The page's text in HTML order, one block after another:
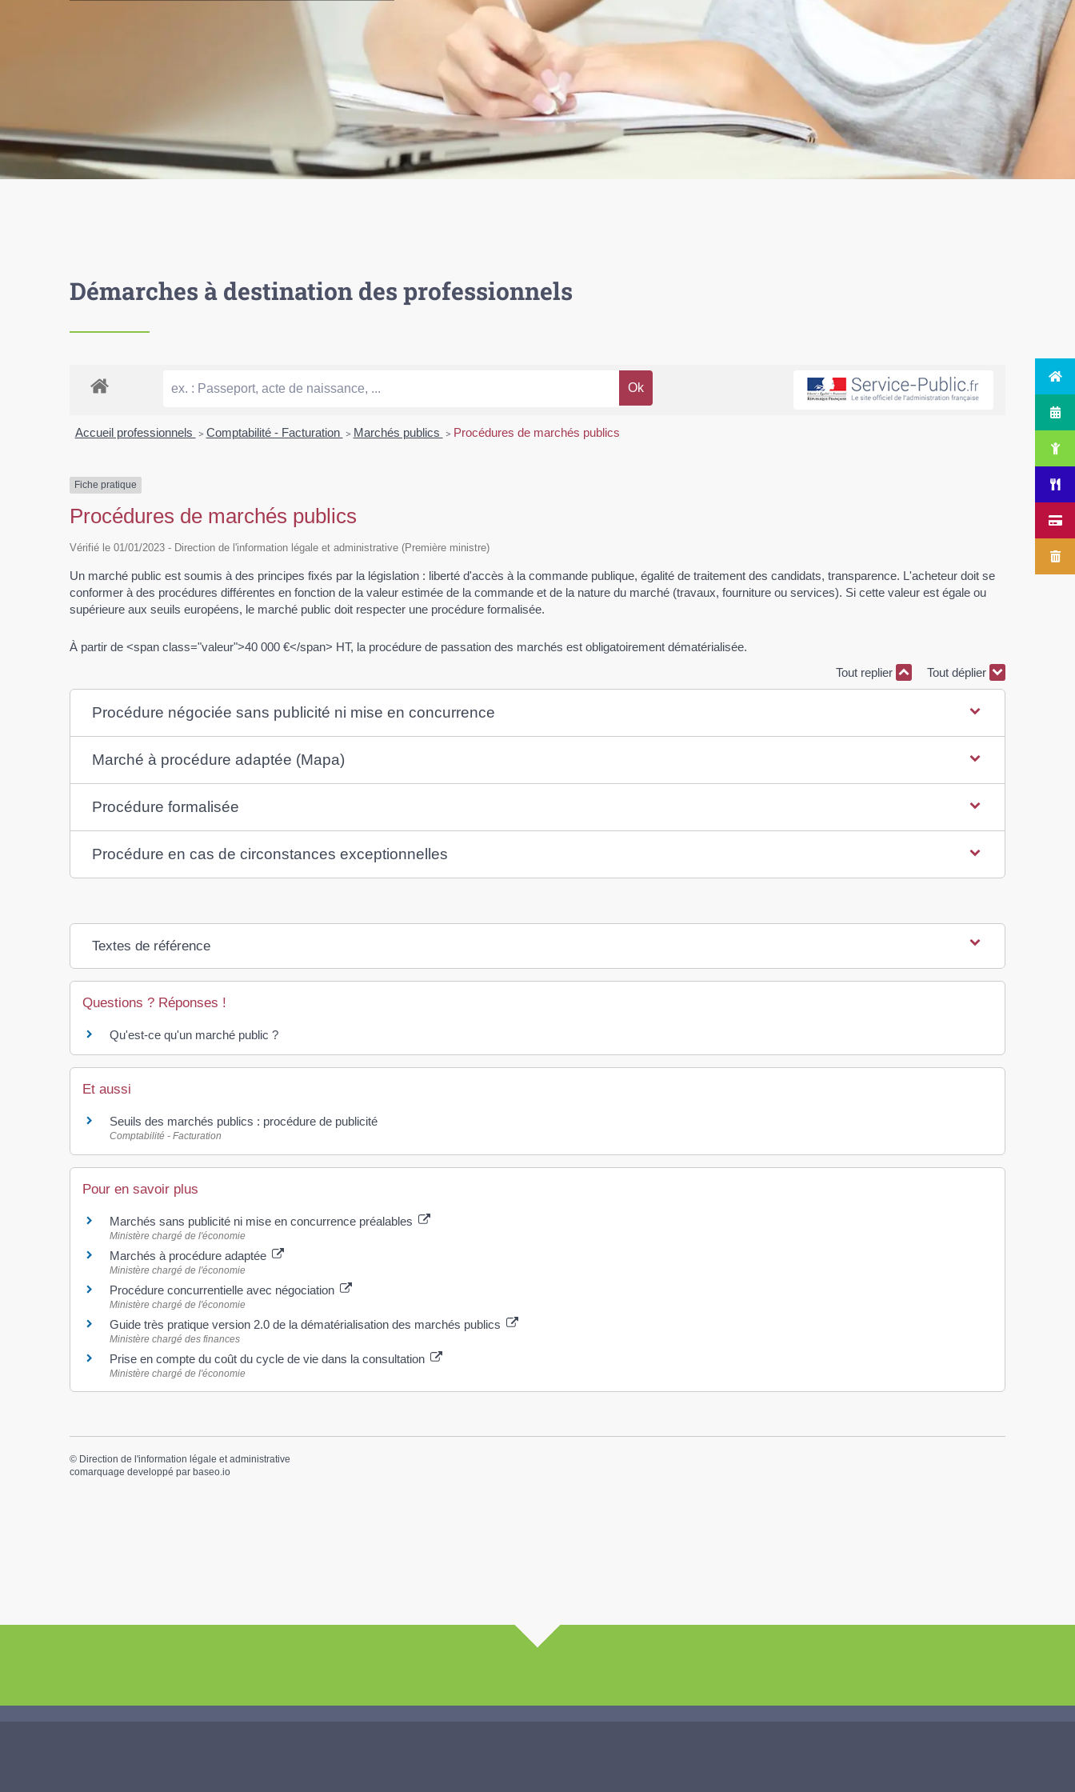
Démarches à destination des professionnels
Accueil professionnels > Comptabilité - Facturation > Marchés publics > Procédures de marchés publics
Fiche pratique
Procédures de marchés publics
Vérifié le 01/01/2023 - Direction de l'information légale et administrative (Première ministre)
Un marché public est soumis à des principes fixés par la législation : liberté d'accès à la commande publique, égalité de traitement des candidats, transparence. L'acheteur doit se
conformer à des procédures différentes en fonction de la valeur estimée de la commande et de la nature du marché (travaux, fourniture ou services). Si cette valeur est égale ou
supérieure aux seuils européens, le marché public doit respecter une procédure formalisée.
À partir de <span class="valeur">40 000 €</span> HT, la procédure de passation des marchés est obligatoirement dématérialisée.
Tout replier
Tout déplier
Procédure négociée sans publicité ni mise en concurrence
Marché à procédure adaptée (Mapa)
Procédure formalisée
Procédure en cas de circonstances exceptionnelles
Textes de référence
Questions ? Réponses !
Qu'est-ce qu'un marché public ?
Et aussi
Seuils des marchés publics : procédure de publicité
Comptabilité - Facturation
Pour en savoir plus
Marchés sans publicité ni mise en concurrence préalables
Ministère chargé de l'économie
Marchés à procédure adaptée
Ministère chargé de l'économie
Procédure concurrentielle avec négociation
Ministère chargé de l'économie
Guide très pratique version 2.0 de la dématérialisation des marchés publics
Ministère chargé des finances
Prise en compte du coût du cycle de vie dans la consultation
Ministère chargé de l'économie
© Direction de l'information légale et administrative
comarquage developpé par baseo.io